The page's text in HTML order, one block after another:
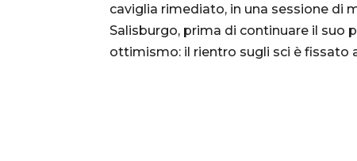
caviglia rimediato, in una sessione di
Salisburgo, prima di continuare il suo
ottimismo: il rientro sugli sci è fissato